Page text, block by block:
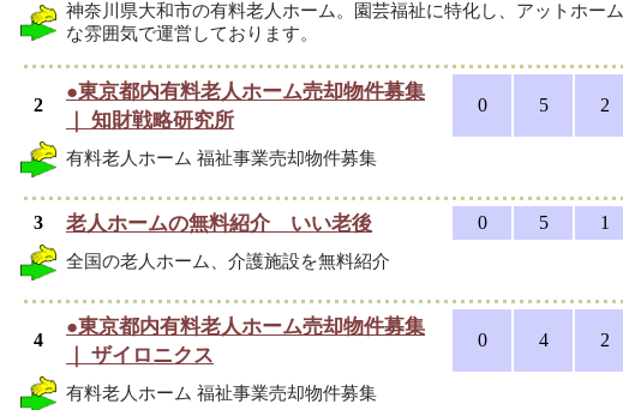
神奈川県大和市の有料老人ホーム。園芸福祉に特化し、アットホーム
な雰囲気で運営しております。
2
●東京都内有料老人ホーム売却物件募集
｜ 知財戦略研究所
0 5 2
有料老人ホーム 福祉事業売却物件募集
3 老人ホームの無料紹介 いい老後 0 5 1
全国の老人ホーム、介護施設を無料紹介
4
●東京都内有料老人ホーム売却物件募集
｜ ザイロニクス
0 4 2
有料老人ホーム 福祉事業売却物件募集